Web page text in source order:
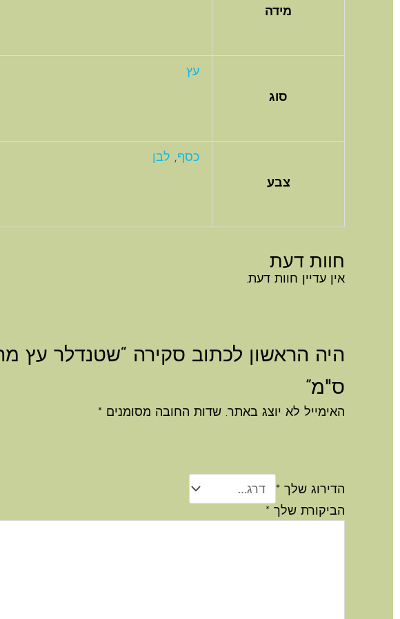
מידה
סוג
עץ
צבע
כסף, לבן
חוות דעת
אין עדיין חוות דעת.
ס"מ”
האימייל לא יוצג באתר. שדות החובה מסומנים *
הדירוג שלך *
הביקורת שלך *